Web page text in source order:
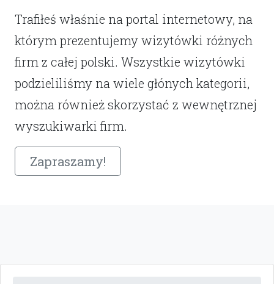
Trafiłeś właśnie na portal internetowy, na
którym prezentujemy wizytówki różnych
firm z całej polski. Wszystkie wizytówki
podzieliliśmy na wiele głónych kategorii,
można również skorzystać z wewnętrznej
wyszukiwarki firm.
Zapraszamy!